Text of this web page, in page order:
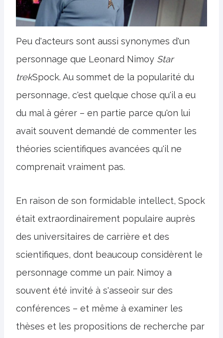
Peu d'acteurs sont aussi synonymes d'un
personnage que Leonard Nimoy Star
trekSpock. Au sommet de la popularité du
personnage, c'est quelque chose qu'il a eu
du mal à gérer – en partie parce qu'on lui
avait souvent demandé de commenter les
théories scientifiques avancées qu'il ne
comprenait vraiment pas.
En raison de son formidable intellect, Spock
était extraordinairement populaire auprès
des universitaires de carrière et des
scientifiques, dont beaucoup considèrent le
personnage comme un pair. Nimoy a
souvent été invité à s'asseoir sur des
conférences – et même à examiner les
thèses et les propositions de recherche par